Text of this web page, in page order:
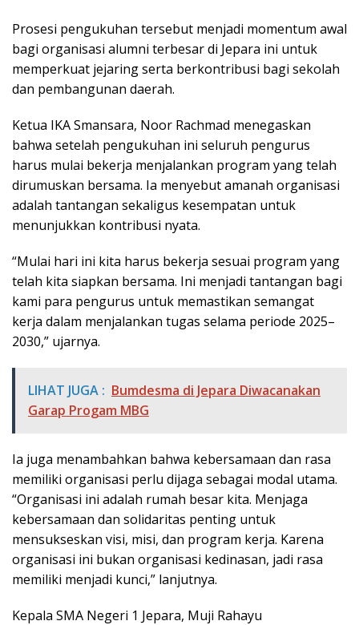
Prosesi pengukuhan tersebut menjadi momentum awal
bagi organisasi alumni terbesar di Jepara ini untuk
memperkuat jejaring serta berkontribusi bagi sekolah
dan pembangunan daerah.
Ketua IKA Smansara, Noor Rachmad menegaskan
bahwa setelah pengukuhan ini seluruh pengurus
harus mulai bekerja menjalankan program yang telah
dirumuskan bersama. Ia menyebut amanah organisasi
adalah tantangan sekaligus kesempatan untuk
menunjukkan kontribusi nyata.
“Mulai hari ini kita harus bekerja sesuai program yang
telah kita siapkan bersama. Ini menjadi tantangan bagi
kami para pengurus untuk memastikan semangat
kerja dalam menjalankan tugas selama periode 2025–
2030,” ujarnya.
LIHAT JUGA : Bumdesma di Jepara Diwacanakan
Garap Progam MBG
Ia juga menambahkan bahwa kebersamaan dan rasa
memiliki organisasi perlu dijaga sebagai modal utama.
“Organisasi ini adalah rumah besar kita. Menjaga
kebersamaan dan solidaritas penting untuk
mensukseskan visi, misi, dan program kerja. Karena
organisasi ini bukan organisasi kedinasan, jadi rasa
memiliki menjadi kunci,” lanjutnya.
Kepala SMA Negeri 1 Jepara, Muji Rahayu